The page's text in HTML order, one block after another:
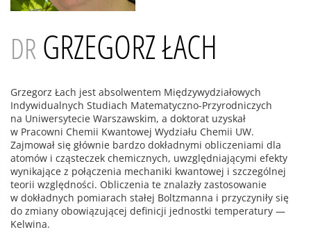
DRGRZEGORZ ŁACH
Grzegorz Łach jest absolwentem Międzywydziałowych
Indywidualnych Studiach Matematyczno-Przyrodniczych
na Uniwersytecie Warszawskim, a doktorat uzyskał
w Pracowni Chemii Kwantowej Wydziału Chemii UW.
Zajmował się głównie bardzo dokładnymi obliczeniami dla
atomów i cząsteczek chemicznych, uwzględniającymi efekty
wynikające z połączenia mechaniki kwantowej i szczególnej
teorii względności. Obliczenia te znalazły zastosowanie
w dokładnych pomiarach stałej Boltzmanna i przyczyniły się
do zmiany obowiązującej definicji jednostki temperatury —
Kelwina.